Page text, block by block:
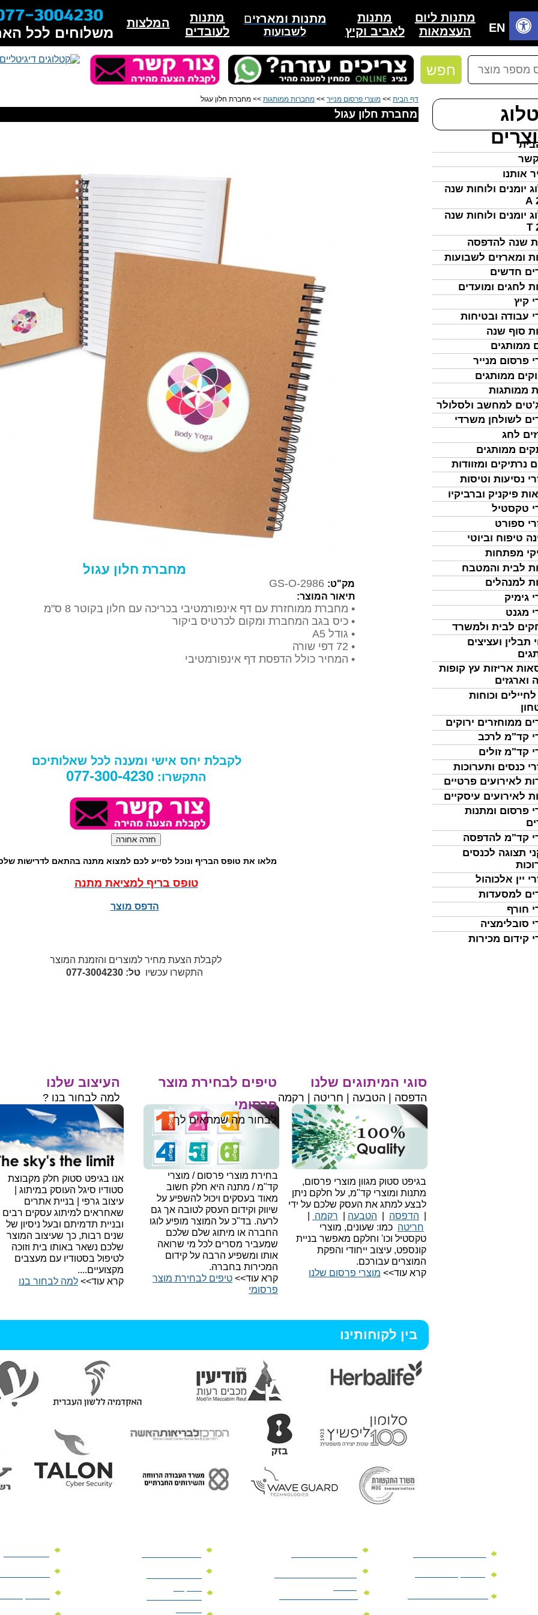
חפש
אותנו
יומנים ולוחות שנה
יומנים ולוחות שנה
שנה להדפסה
ומארזים לשבועות
חדשים
לחגים ומועדים
קיץ
עבודה ובטיחות
סוף שנה
ממותגים
פרסום מנייר
ממותגים
ממותגות
למחשב ולסלולר
לשולחן משרדי
לחג
ממותגים
נרתיקים ומזוודות
נסיעות וטיסות
פיקניק וברביקיו
טקסטיל
ספורט
טיפוח וביוטי
מפתחות
לבית והמטבח
למנהלים
גימיק
מגנט
לבית ולמשרד
תבלין ועציצים
אריזות עץ קופות
וארגזים
לחיילים וכוחות
ממוחזרים ירוקים
קד"מ לרכב
קד"מ זולים
כנסים ותערוכות
לאירועים פרטיים
לאירועים עיסקיים
פרסום ומתנות
קד"מ להדפסה
תצוגה לכנסים
יין אלכוהול
למסעדות
חורף
סובלימציה
קידום מכירות
EN
מתנות
לאביב וקיץ
המלצות
מתנות
לעובדים
מתנות ומארזים
לשבועות
מתנות ליום
העצמאות
משלוחים לכל
דף הבית >> מוצרי פרסום מנייר >> מחברות ממותגות >> מחברת חלון עגול
מחברת חלון עגול
מחברת חלון עגול
מק"ט: GS-O-2986
תיאור המוצר:
• מחברת ממוחזרת עם דף אינפורמטיבי בכריכה עם חלון בקוטר 8 ס"מ
• כיס בגב המחברת ומקום לכרטיס ביקור
• גודל A5
• 72 דפי שורה
• המחיר כולל הדפסת דף אינפורמטיבי
לקבלת יחס אישי ומענה לכל שאלותיכם
התקשרו: 077-300-4230
מלאו את טופס הבריף ונוכל לסייע לכם למצוא מתנה בהתאם לדרישות
טופס בריף למציאת מתנה
הדפס מוצר
לקבלת הצעת מחיר למוצרים והזמנת המוצר
התקשרו עכשיו טל: 077-3004230
אנו בגיפט סטוק חלק מקבוצת
סטודיו סיגל העוסק במיתוג |
עיצוב גרפי | בניית אתרים
שאחראים למיתוג עסקים רבים
ובניית תדמיתם ובעל ניסיון של
שנים רבות, כך שעיצוב המוצר
שלכם נשאר באותו בית וזוכה
לטיפול בסטודיו עם מעצבים
מקצועיים....
קרא עוד>> למה לבחור בנו​
בגיפט סטוק מגוון מוצרי פרסום,
מתנות ומוצרי קד"מ, על חלקם ניתן
לבצע למתג את העסק שלכם על ידי
הדפסה הטבעה רקמה
חריטה כמו: שעונים, מוצרי
טקסטיל וכו' וחלקם מאפשר בניית
קונספט, עיצוב ייחודי והפקת
המוצרים עבורכם.
קרא עוד>> מוצרי פרסום שלנו
בחירת מוצרי פרסום / מוצרי
קד"מ / מתנה היא חלק חשוב
מאוד בעסקים ויכול להשפיע על
שיווק וקידום העסק לטובה אך גם
לרעה. בד"כ על המוצר מופיע לוגו
החברה או מיתוג שלם שלכם
שמעביר מסרים לכל מי שרואה
אותו ומשפיע הרבה על קידום
המכירות בחברה.
קרא עוד>> טיפים לבחירת מוצר
פרסומי
טיפים לבחירת מוצר
פרסומי
לבחור מה שמתאים לך
העיצוב שלנו
למה לבחור בנו ?
סוגי המיתוגים שלנו
הדפסה | הטבעה | חריטה | רקמה
בין לקוחותינו